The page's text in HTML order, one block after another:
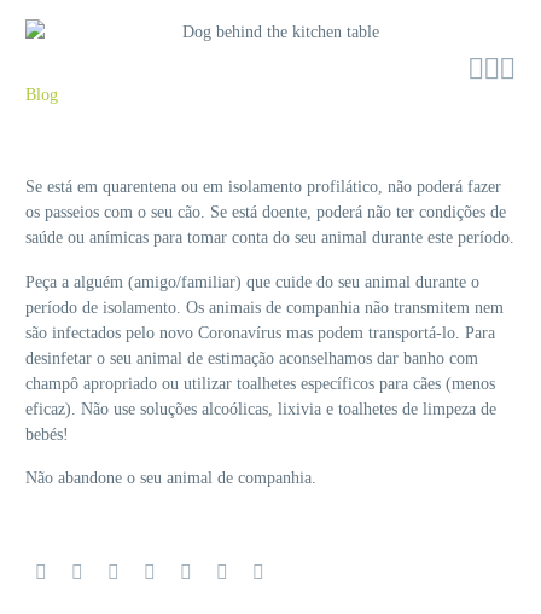

Blog
Se está em quarentena ou em isolamento profilático, não poderá fazer
os passeios com o seu cão. Se está doente, poderá não ter condições de
saúde ou anímicas para tomar conta do seu animal durante este período.
Peça a alguém (amigo/familiar) que cuide do seu animal durante o
período de isolamento. Os animais de companhia não transmitem nem
são infectados pelo novo Coronavírus mas podem transportá-lo. Para
desinfetar o seu animal de estimação aconselhamos dar banho com
champô apropriado ou utilizar toalhetes específicos para cães (menos
eficaz). Não use soluções alcoólicas, lixivia e toalhetes de limpeza de
bebés!
Não abandone o seu animal de companhia.